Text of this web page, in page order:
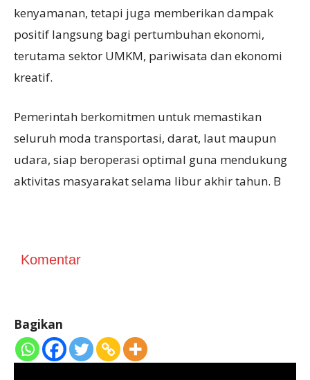
kenyamanan, tetapi juga memberikan dampak
positif langsung bagi pertumbuhan ekonomi,
terutama sektor UMKM, pariwisata dan ekonomi
kreatif.
Pemerintah berkomitmen untuk memastikan
seluruh moda transportasi, darat, laut maupun
udara, siap beroperasi optimal guna mendukung
aktivitas masyarakat selama libur akhir tahun. B
Komentar
Bagikan